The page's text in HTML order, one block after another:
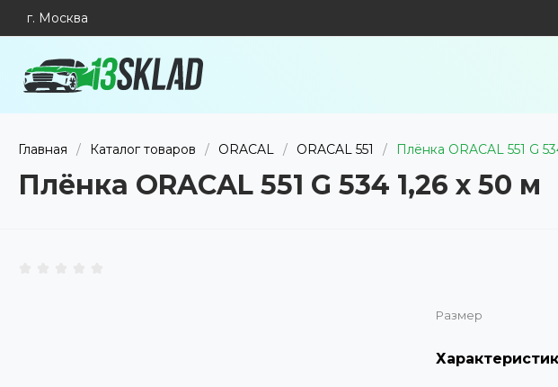
г. Москва
Главная / Каталог товаров / ORACAL / ORACAL 551 / Плёнка ORACAL 551 G
Плёнка ORACAL 551 G 534 1,26 x 50 м
Размер